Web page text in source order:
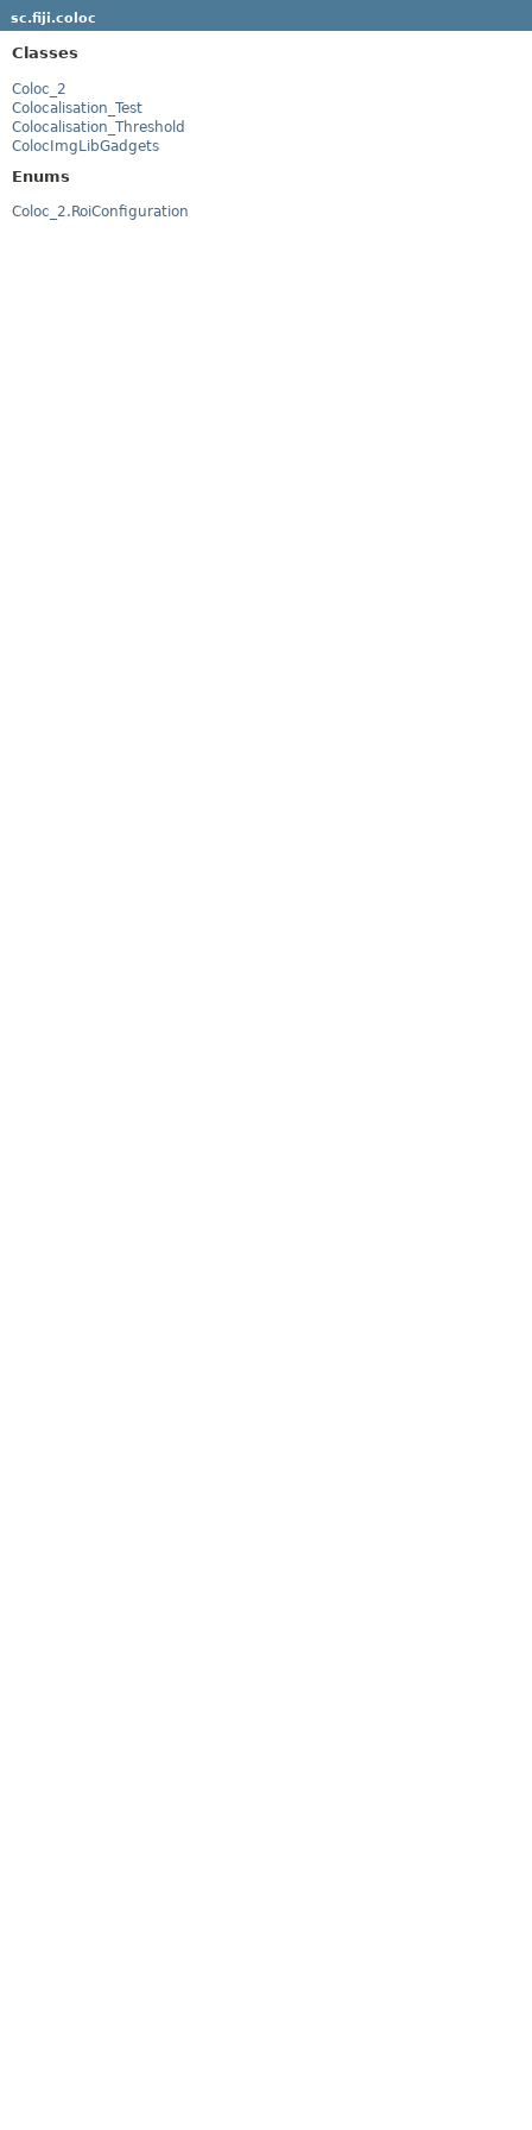
sc.fiji.coloc
Classes
Coloc_2
Colocalisation_Test
Colocalisation_Threshold
ColocImgLibGadgets
Enums
Coloc_2.RoiConfiguration